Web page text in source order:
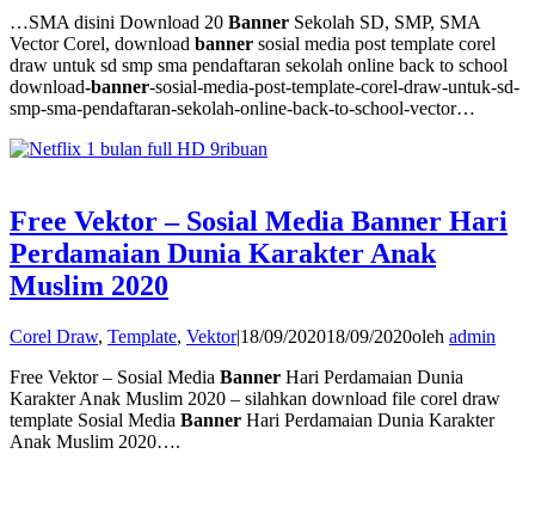
…SMA disini Download 20 Banner Sekolah SD, SMP, SMA
Vector Corel, download banner sosial media post template corel
draw untuk sd smp sma pendaftaran sekolah online back to school
download-banner-sosial-media-post-template-corel-draw-untuk-sd-
smp-sma-pendaftaran-sekolah-online-back-to-school-vector…
Free Vektor – Sosial Media Banner Hari
Perdamaian Dunia Karakter Anak
Muslim 2020
Corel Draw, Template, Vektor|18/09/202018/09/2020oleh admin
Free Vektor – Sosial Media Banner Hari Perdamaian Dunia
Karakter Anak Muslim 2020 – silahkan download file corel draw
template Sosial Media Banner Hari Perdamaian Dunia Karakter
Anak Muslim 2020….